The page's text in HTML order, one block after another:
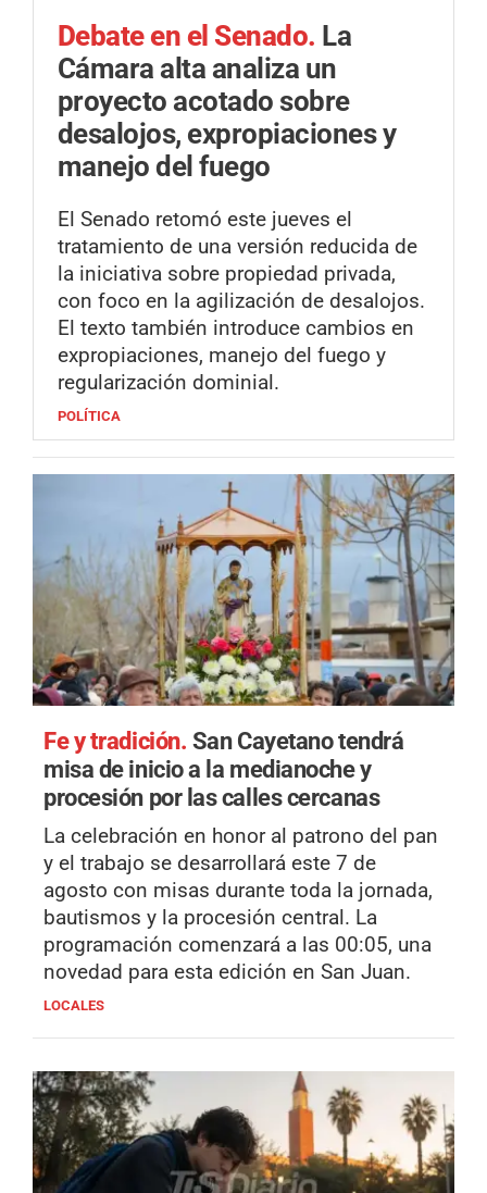
Debate en el Senado. La
Cámara alta analiza un
proyecto acotado sobre
desalojos, expropiaciones y
manejo del fuego
El Senado retomó este jueves el
tratamiento de una versión reducida de
la iniciativa sobre propiedad privada,
con foco en la agilización de desalojos.
El texto también introduce cambios en
expropiaciones, manejo del fuego y
regularización dominial.
POLÍTICA
Fe y tradición. San Cayetano tendrá
misa de inicio a la medianoche y
procesión por las calles cercanas
La celebración en honor al patrono del pan
y el trabajo se desarrollará este 7 de
agosto con misas durante toda la jornada,
bautismos y la procesión central. La
programación comenzará a las 00:05, una
novedad para esta edición en San Juan.
LOCALES